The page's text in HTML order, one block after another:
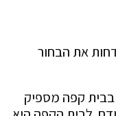
את הבחור
בבית קפה מספיק